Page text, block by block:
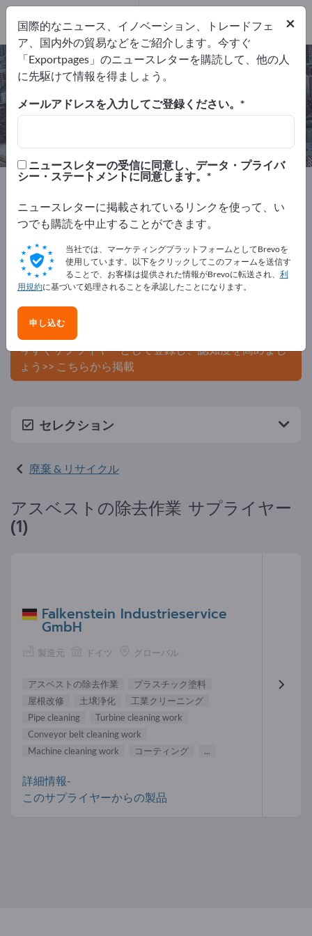
アスベストの除去作業 – メーカーと
サプライヤーを検索
1
1
Exportpages サービス業
廃棄 & リサイクル
アスベストの除去作業
Exportpagesで無料で広告を掲載！
ニーズ – オファー – 中古品 – ビジネスコンタクト >> こ
こから始める
Exportpagesで貴社と製品を掲載し
ましょう。
今すぐサプライヤーとして登録し、認知度を高めまし
ょう>> こちらから掲載
セレクション
廃棄 & リサイクル
アスベストの除去作業 サプライヤー
(1)
Falkenstein Industrieservice
GmbH
製造元 ドイツ グローバル
アスベストの除去作業
プラスチック塗料
屋根改修
土壌浄化
工業クリーニング
Pipe cleaning
Turbine cleaning work
Conveyor belt cleaning work
Machine cleaning work
コーティング ...
詳細情報-
このサプライヤーからの製品
×
国際的なニュース、イノベーション、トレードフェ
ア、国内外の貿易などをご紹介します。今すぐ
「Exportpages」のニュースレターを購読して、他の人
に先駆けて情報を得ましょう。
メールアドレスを入力してご登録ください。
ニュースレターの受信に同意し、データ・プライバ
シー・ステートメントに同意します。
ニュースレターに掲載されているリンクを使って、い
つでも購読を中止することができます。
当社では、マーケティングプラットフォームとしてBrevoを
使用しています。以下をクリックしてこのフォームを送信す
ることで、お客様は提供された情報がBrevoに転送され、 利
用規約に基づいて処理されることを承認したことになります。
申し込む